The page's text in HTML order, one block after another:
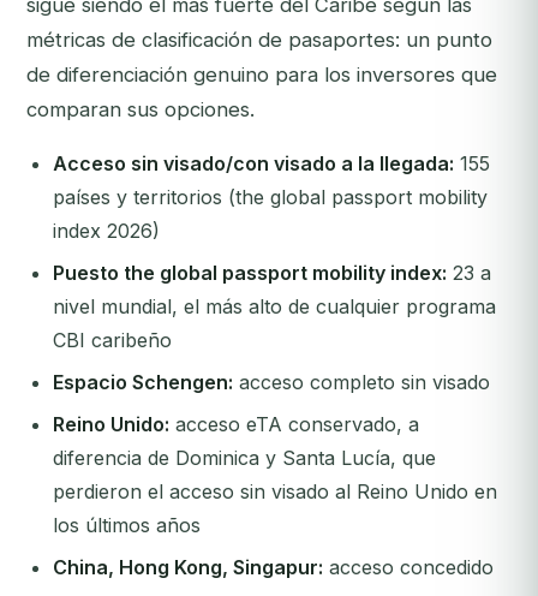
sigue siendo el más fuerte del Caribe según las
métricas de clasificación de pasaportes: un punto
de diferenciación genuino para los inversores que
comparan sus opciones.
Acceso sin visado/con visado a la llegada: 155
países y territorios (the global passport mobility
index 2026)
Puesto the global passport mobility index: 23 a
nivel mundial, el más alto de cualquier programa
CBI caribeño
Espacio Schengen: acceso completo sin visado
Reino Unido: acceso eTA conservado, a
diferencia de Dominica y Santa Lucía, que
perdieron el acceso sin visado al Reino Unido en
los últimos años
China, Hong Kong, Singapur: acceso concedido